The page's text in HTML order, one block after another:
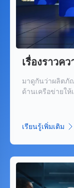
เรื่องราวค
มาดูกันว่าผลิตภั
ด้านเครือข่ายให้
เรียนรู้เพิ่มเติม